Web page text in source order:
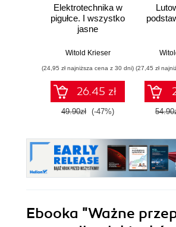
Elektrotechnika w
pigułce. I wszystko
jasne
Witold Krieser
(24,95 zł najniższa cena z 30 dni)
26.45 zł
49.90zł (-47%)
(27,45 zł
Ebooka "Ważne